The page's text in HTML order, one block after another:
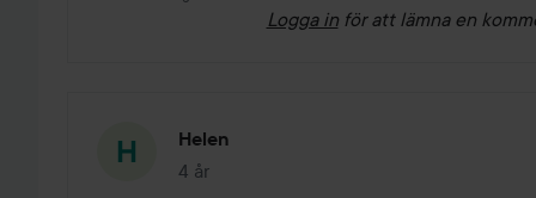
Logga in för att lämna en
Helen
4 år
Inlägget skapades 4 år